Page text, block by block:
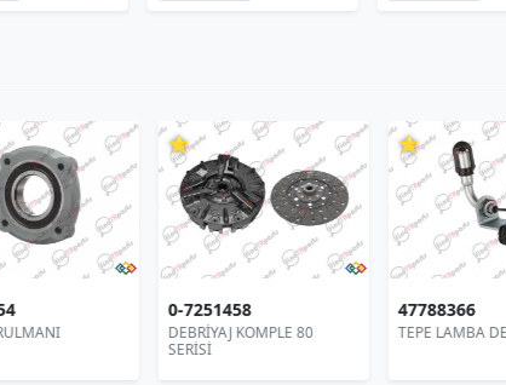
⭐
0-7251458
DEBRİYAJ KOMPLE 80
⭐
47788366
TEPE LAMBA DEMİRİ